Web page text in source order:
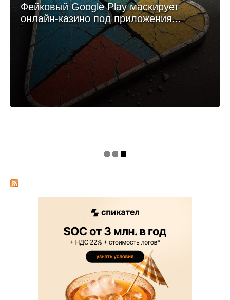
Фейковый Google Play маскирует
онлайн-казино под приложения...